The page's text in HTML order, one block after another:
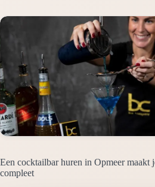
Een cocktailbar huren in Opmeer maakt
compleet